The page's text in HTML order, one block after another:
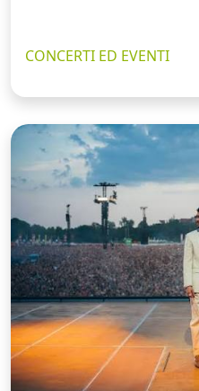
CONCERTI ED EVENTI